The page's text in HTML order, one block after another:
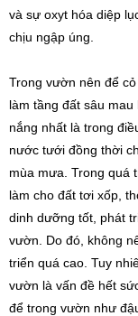
và sự oxyt hóa diệp
chịu ngập úng.
Trong vườn nên để
làm tầng đất sâu
nắng nhất là trong
nước tưới đồng thời
mùa mưa. Trong quá
làm cho đất tơi xốp,
dinh dưỡng tốt, phát
vườn. Do đó, không
triển quá cao. Tuy
vườn là vấn đề hết
để trong vườn như